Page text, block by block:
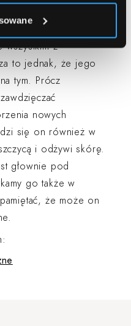
z
to jednak, że jego
tym. Prócz
nowych
się on również w
i odżywi skórę.
głownie pod
go także w
że może on